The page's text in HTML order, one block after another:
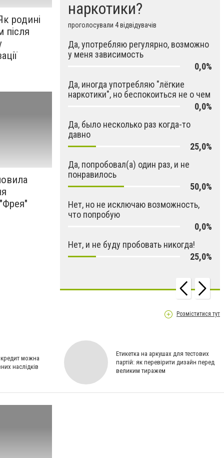
родині
після
наркотики?
проголосували 4 відвідувачів
Да, употребляю регулярно, возможно
у меня зависимость
0,0%
Да, иногда употребляю "лёгкие
наркотики", но беспокоиться не о чем
0,0%
Да, было несколько раз когда-то
давно
25,0%
Да, попробовал(а) один раз, и не
понравилось
50,0%
Нет, но не исключаю возможность,
что попробую
0,0%
Нет, и не буду пробовать никогда!
25,0%
Розміститися тут
можна
наслідків
Етикетка на аркушах для тестових
партій: як перевірити дизайн перед
великим тиражем